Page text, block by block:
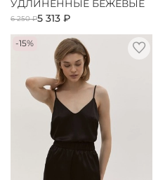
УДЛИНЕННЫЕ БЕЖЕВЫЕ
6 250 ₽5 313 ₽
-15%